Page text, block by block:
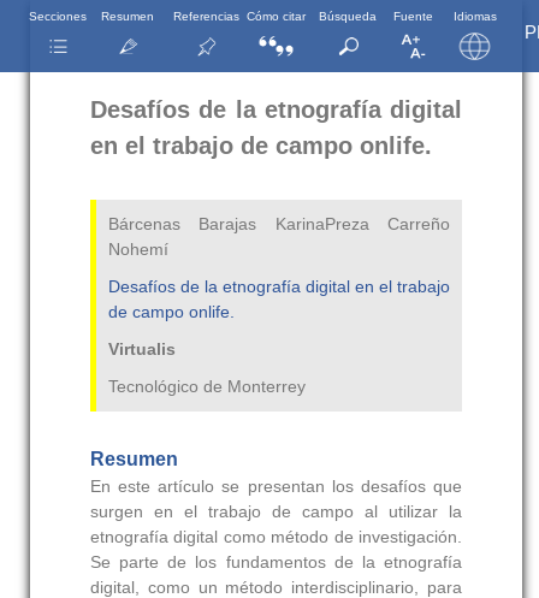
Secciones Resumen Referencias Cómo citar Búsqueda Fuente Idiomas
Desafíos de la etnografía digital
en el trabajo de campo onlife.
Bárcenas Barajas KarinaPreza Carreño
Nohemí
Desafíos de la etnografía digital en el trabajo
de campo onlife.
Virtualis
Tecnológico de Monterrey
Resumen
En este artículo se presentan los desafíos que
surgen en el trabajo de campo al utilizar la
etnografía digital como método de investigación.
Se parte de los fundamentos de la etnografía
digital, como un método interdisciplinario, para